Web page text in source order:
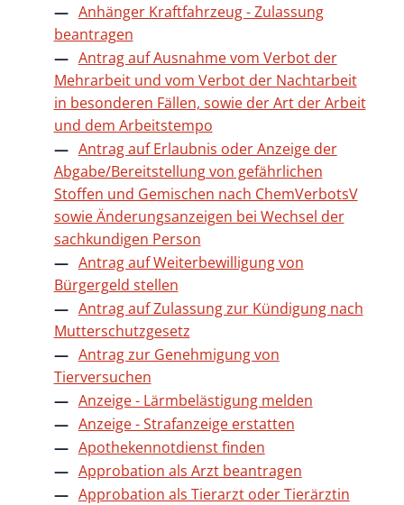
Anhänger Kraftfahrzeug - Zulassung
beantragen
Antrag auf Ausnahme vom Verbot der
Mehrarbeit und vom Verbot der Nachtarbeit
in besonderen Fällen, sowie der Art der Arbeit
und dem Arbeitstempo
Antrag auf Erlaubnis oder Anzeige der
Abgabe/Bereitstellung von gefährlichen
Stoffen und Gemischen nach ChemVerbotsV
sowie Änderungsanzeigen bei Wechsel der
sachkundigen Person
Antrag auf Weiterbewilligung von
Bürgergeld stellen
Antrag auf Zulassung zur Kündigung nach
Mutterschutzgesetz
Antrag zur Genehmigung von
Tierversuchen
Anzeige - Lärmbelästigung melden
Anzeige - Strafanzeige erstatten
Apothekennotdienst finden
Approbation als Arzt beantragen
Approbation als Tierarzt oder Tierärztin